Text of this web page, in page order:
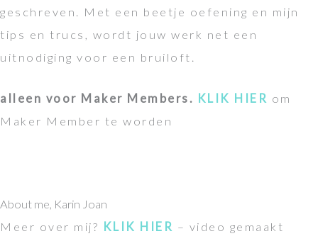
geschreven. Met een beetje oefening en mijn
tips en trucs, wordt jouw werk net een
uitnodiging voor een bruiloft.
alleen voor Maker Members. KLIK HIER om
Maker Member te worden
About me, Karin Joan
Meer over mij? KLIK HIER – video gemaakt